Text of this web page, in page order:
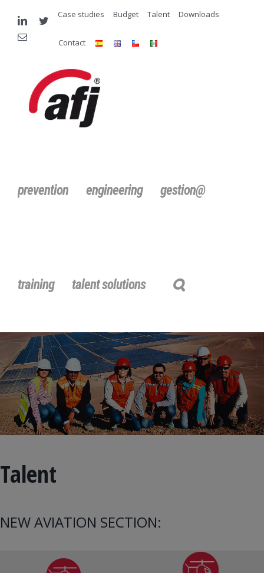
content
linkedintwitter
Email
Case studies Budget Talent Downloads
Contact
prevention engineering gestion@
training talent solutions
Talent
NEW AVIATION SECTION: